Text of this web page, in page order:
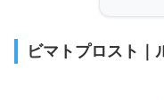
ビマトプロスト｜